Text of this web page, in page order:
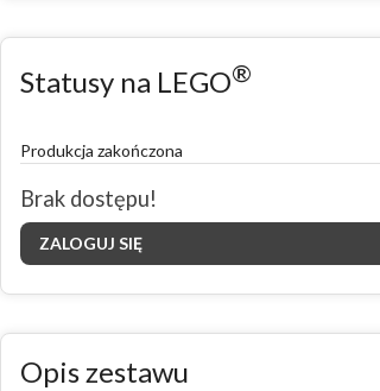
Statusy na LEGO®
Produkcja zakończona
Brak dostępu!
ZALOGUJ SIĘ
Opis zestawu